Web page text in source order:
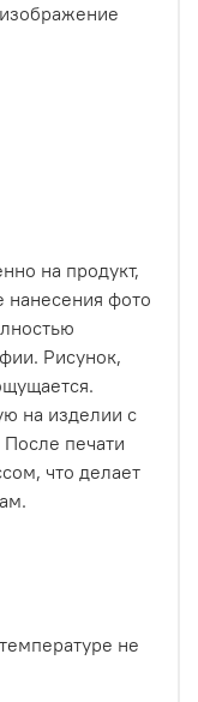
на продукт,
нанесения фото
Рисунок,
на изделии с
печати
что делает
не